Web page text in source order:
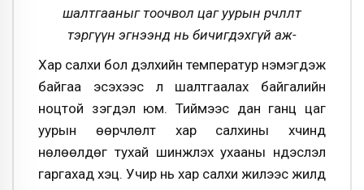
шалтгааныг тоочвол цаг уурын өөрчлөлт
тэргүүн эгнээнд нь бичигдэхгүй аж-
Хар салхи бол дэлхийн температур нэмэгдэж
байгаа эсэхээс үл шалтгаалах байгалийн
ноцтой үзэгдэл юм. Тиймээс дан ганц цаг
уурын өөрчлөлт хар салхины хүчинд
нөлөөлдөг тухай шинжлэх ухааны үндэслэл
гаргахад хэцүү. Учир нь хар салхи жилээс жилд